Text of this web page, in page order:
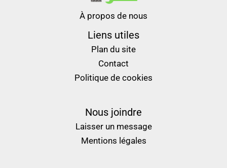
À propos de nous
Liens utiles
Plan du site
Contact
Politique de cookies
Nous joindre
Laisser un message
Mentions légales